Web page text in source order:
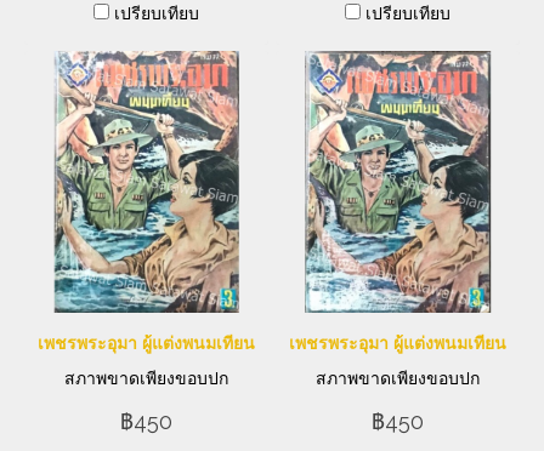
เปรียบเทียบ เปรียบเทียบ
เพชรพระอุมา ผู้แต่งพนมเทียน
สภาพขาดเพียงขอบปก
฿450
เพชรพระอุมา ผู้แต่งพนมเทียน
สภาพขาดเพียงขอบปก
฿450